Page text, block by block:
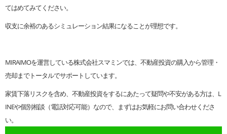
てはめてみてください。
収支に余裕のあるシミュレーション結果になることが理想です。
MIRAIMOを運営している株式会社スマミンでは、不動産投資の購入から管理・
売却までトータルでサポートしています。
家賃下落リスクを含め、不動産投資をするにあたって疑問や不安がある方は、L
INEや個別相談（電話対応可能）なので、まずはお気軽にお問い合わせくださ
い。